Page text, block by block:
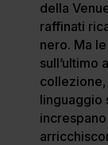
della
raffinati
nero. Ma
sull’ultimo
linguaggio